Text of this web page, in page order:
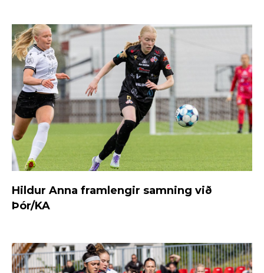
Hildur Anna framlengir samning við
Þór/KA